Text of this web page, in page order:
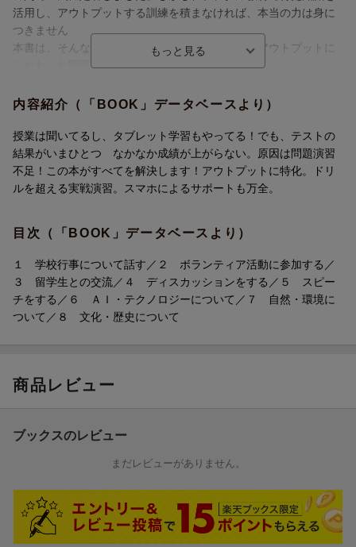
デジタル教材だけでは、「わかったつもり」に陥りがち
結果が出ない原因は“アウトプット不足”
本書は、学習した内容の定着のためにアウトプットに特化した
「演習専用問題集」です！
【特長1】アウトプットを重視した問題集！
の間で一気に定着しました。しかし、デジタル教材で得た知識を
活用し、アウトプットする訓練を積まなければ、本当の力は身に
つきません
本書は、そんな課題を解決するために、とにかくアウトプットに
各単元では、テストで点をとるために、必要十分な問題の「質」
末には入試問題レベルの問題を扱う「チャレンジテスト」も設け
【特長3】書くことに集中できる「180°フラット製本」
手を離しても閉じない「180°フラット製本」のため、書き込みの
ストレスを感じることなくどんどん解き進められます。
活用し、アウトプットする訓練を積まなければ、本当の力は身に
つきません
本書は、そんな課題を解決するために、とにかくアウトプットに
こだわった問題集です。
【特長2】問題演習の質と量を確保！
と「量」の確保にこだわりました。
また、単元ごとの学習内容をまとめた「まとめのテスト」や、巻
末には入試問題レベルの問題を扱う「チャレンジテスト」も設け
ており、無理なくレベルアップが可能です。
手を離しても閉じない「180°フラット製本」のため、書き込みの
ストレスを感じることなくどんどん解き進められます。
【特長4】スマホによるサポートも万全！
紙面上に、スマホをかざすだけで重要事項に飛べるQRコードを掲
内容紹介（「BOOK」データベースより）
授業は聞いてるし、タブレット学習もやってる！でも、テストの
結果がいまひとつ なかなか成績が上がらない。原因は問題演習
不足！この本がすべてを解決します！アウトプットに特化。ドリ
ルを超える実戦演習。スマホによるサポートも万全。
目次（「BOOK」データベースより）
１ 学校行事について話す／２ ボランティア活動に参加する／
３ 留学生との交流／４ ディスカッションをする／５ スピー
チをする／６ ＡＩ・テクノロジーについて／７ 自然・環境に
ついて／８ 文化・歴史について
商品レビュー
ブックスのレビュー
まだレビューがありません。